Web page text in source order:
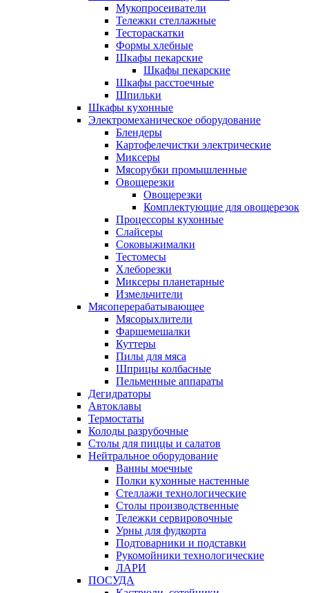
Мукопросеиватели
Тележки стеллажные
Тестораскатки
Формы хлебные
Шкафы пекарские
Шкафы пекарские
Шкафы расстоечные
Шпильки
Шкафы кухонные
Электромеханическое оборудование
Блендеры
Картофелечистки электрические
Миксеры
Мясорубки промышленные
Овощерезки
Овощерезки
Комплектующие для овощерезок
Процессоры кухонные
Слайсеры
Соковыжималки
Тестомесы
Хлеборезки
Миксеры планетарные
Измельчители
Мясоперерабатывающее
Мясорыхлители
Фаршемешалки
Куттеры
Пилы для мяса
Шприцы колбасные
Пельменные аппараты
Дегидраторы
Автоклавы
Термостаты
Колоды разрубочные
Столы для пиццы и салатов
Нейтральное оборудование
Ванны моечные
Полки кухонные настенные
Стеллажи технологические
Столы производственные
Тележки сервировочные
Урны для фудкорта
Подтоварники и подставки
Рукомойники технологические
ЛАРИ
ПОСУДА